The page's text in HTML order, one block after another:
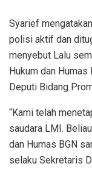
Syarief
polisi aktif dan
menyebut Lalu
Hukum dan
Deputi Bidang
“Kami telah
saudara LMI.
dan Humas BGN
selaku Sekretaris